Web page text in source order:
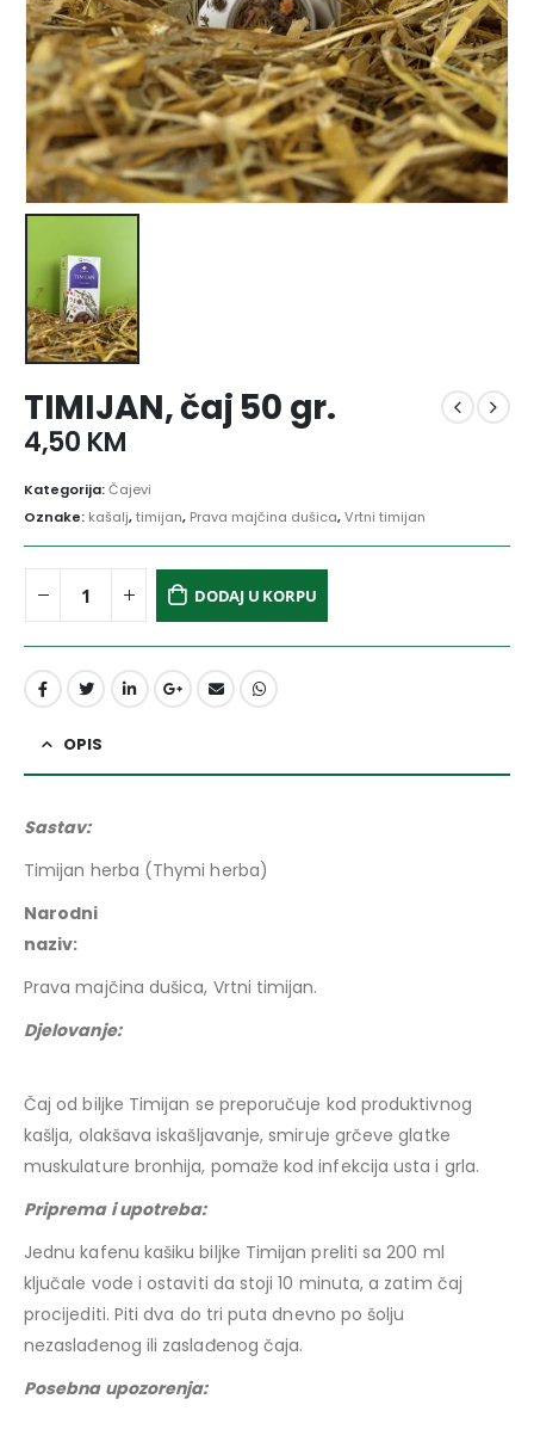
TIMIJAN, čaj 50 gr.
4,50 KM
Kategorija:Čajevi
Oznake: kašalj,timijan, Prava majčina dušica,Vrtni timijan
DODAJ U KORPU
OPIS
Sastav:
Timijan herba (Thymi herba)
Narodni
Prava majčina dušica, Vrtni timijan.
Djelovanje:
Čaj od biljke Timijan se preporučuje kod produktivnog
kašlja, olakšava iskašljavanje, smiruje grčeve glatke
muskulature bronhija, pomaže kod infekcija usta i grla.
Priprema i upotreba:
Jednu kafenu kašiku biljke Timijan preliti sa 200 ml
ključale vode i ostaviti da stoji 10 minuta, a zatim čaj
procijediti. Piti dva do tri puta dnevno po šolju
nezaslađenog ili zaslađenog čaja.
Posebna upozorenja: